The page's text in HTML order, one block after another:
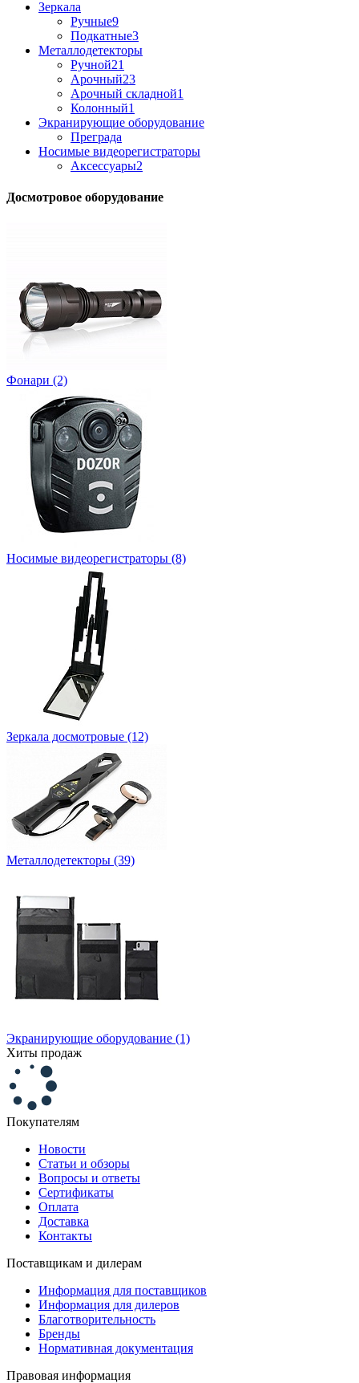
Зеркала
Ручные9
Подкатные3
Металлодетекторы
Ручной21
Арочный23
Арочный складной1
Колонный1
Экранирующие оборудование
Преграда
Носимые видеорегистраторы
Аксессуары2
Досмотровое оборудование
Фонари (2)
Носимые видеорегистраторы (8)
Зеркала досмотровые (12)
Металлодетекторы (39)
Экранирующие оборудование (1)
Хиты продаж
Покупателям
Новости
Статьи и обзоры
Вопросы и ответы
Сертификаты
Оплата
Доставка
Контакты
Поставщикам и дилерам
Информация для поставщиков
Информация для дилеров
Благотворительность
Бренды
Нормативная документация
Правовая информация